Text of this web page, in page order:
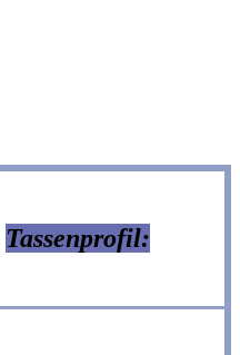
Tassenprofil: